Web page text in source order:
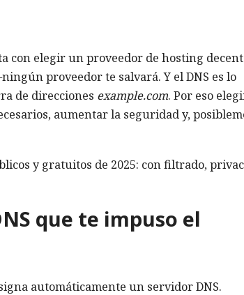
con elegir un proveedor de hosting
proveedor te salvará. Y el DNS es lo
de direcciones example.com. Por eso
aumentar la seguridad y,
y gratuitos de 2025: con filtrado,
que te impuso el
automáticamente un servidor DNS.